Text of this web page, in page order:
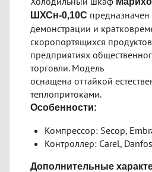
ШХСн-0,10С
демонстрации и
скоропортящихся
предприятиях
торговли. Модель
оснащена оттайкой
теплопритоками.
Особенности:
Компрессор: Secop,
Контроллер: Carel,
Дополнительные